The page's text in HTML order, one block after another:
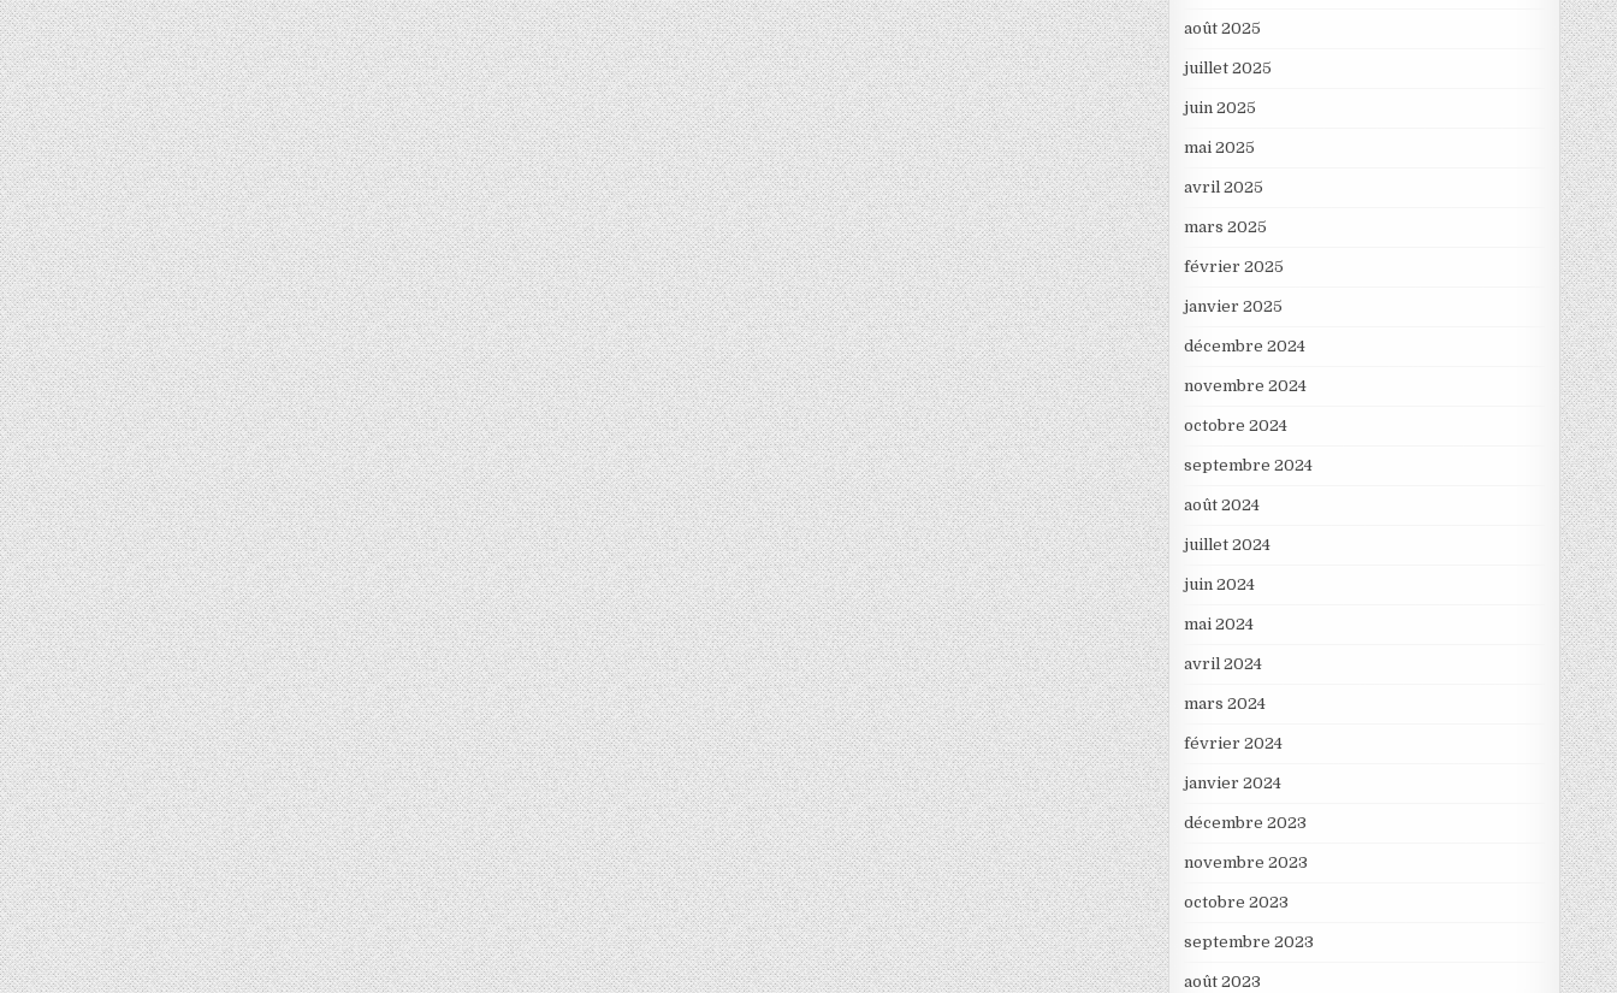
août 2025
juillet 2025
juin 2025
mai 2025
avril 2025
mars 2025
février 2025
janvier 2025
décembre 2024
novembre 2024
octobre 2024
septembre 2024
août 2024
juillet 2024
juin 2024
mai 2024
avril 2024
mars 2024
février 2024
janvier 2024
décembre 2023
novembre 2023
octobre 2023
septembre 2023
août 2023